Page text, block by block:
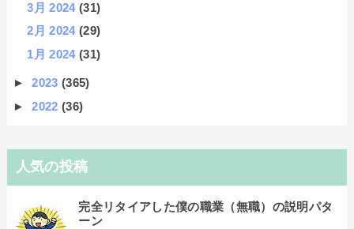
3月 2024(31)
2月 2024(29)
1月 2024(31)
►2023(365)
►2022(36)
人気の投稿
完全リタイアした僕の職業（無職）の説明パタ
ーン